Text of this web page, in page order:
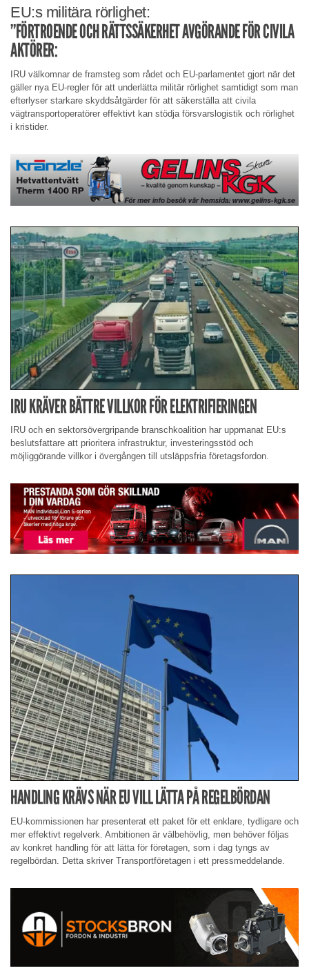
EU:s militära rörlighet:
”FÖRTROENDE OCH RÄTTSSÄKERHET AVGÖRANDE FÖR CIVILA
AKTÖRER:
IRU välkomnar de framsteg som rådet och EU-parlamentet gjort när det
gäller nya EU-regler för att underlätta militär rörlighet samtidigt som man
efterlyser starkare skyddsåtgärder för att säkerställa att civila
vägtransportoperatörer effektivt kan stödja försvarslogistik och rörlighet
i kristider.
IRU KRÄVER BÄTTRE VILLKOR FÖR ELEKTRIFIERINGEN
IRU och en sektorsövergripande branschkoalition har uppmanat EU:s
beslutsfattare att prioritera infrastruktur, investeringsstöd och
möjliggörande villkor i övergången till utsläppsfria företagsfordon.
HANDLING KRÄVS NÄR EU VILL LÄTTA PÅ REGELBÖRDAN
EU-kommissionen har presenterat ett paket för ett enklare, tydligare och
mer effektivt regelverk. Ambitionen är välbehövlig, men behöver följas
av konkret handling för att lätta för företagen, som i dag tyngs av
regelbördan. Detta skriver Transportföretagen i ett pressmeddelande.